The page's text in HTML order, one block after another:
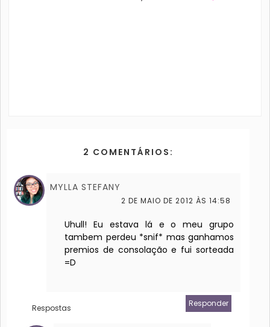
2 COMENTÁRIOS:
MYLLA STEFANY
2 DE MAIO DE 2012 ÀS 14:58
Uhull! Eu estava lá e o meu grupo
tambem perdeu *snif* mas ganhamos
premios de consolação e fui sorteada
=D
Responder
Respostas